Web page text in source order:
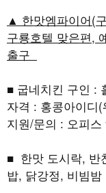
▲ 한맛엠파이어(
구룡호텔 맞은편,
출구
■ 굽네치킨 구인 :
자격 : 홍콩아이디
지원/문의 : 오피스
■ 한맛 도시락, 반
밥, 닭강정, 비빔밤